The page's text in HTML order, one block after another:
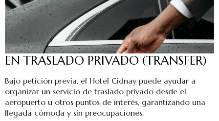
EN TRASLADO PRIVADO (TRANSFER)
Bajo petición previa, el Hotel Cidnay puede ayudar a
organizar un servicio de traslado privado desde el
aeropuerto u otros puntos de interés, garantizando una
llegada cómoda y sin preocupaciones.